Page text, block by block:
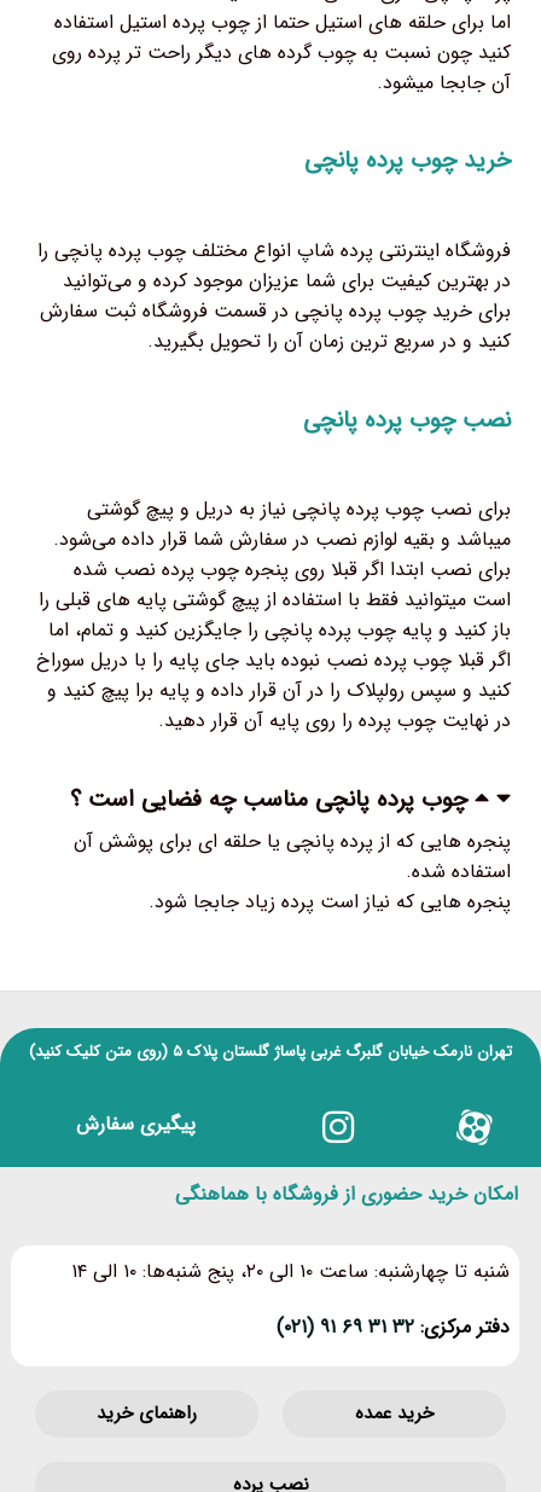
اما برای حلقه های استیل حتما از چوب پرده استیل استفاده
کنید چون نسبت به چوب گرده های دیگر راحت تر پرده روی
آن جابجا میشود.
خرید چوب پرده پانچی
فروشگاه اینترنتی پرده شاپ انواع مختلف چوب پرده پانچی را
در بهترین کیفیت برای شما عزیزان موجود کرده و می‌توانید
برای خرید چوب پرده پانچی در قسمت فروشگاه ثبت سفارش
کنید و در سریع ترین زمان آن را تحویل بگیرید.
نصب چوب پرده پانچی
برای نصب چوب پرده پانچی نیاز به دریل و پیچ گوشتی
میباشد و بقیه لوازم نصب در سفارش شما قرار داده می‌شود.
برای نصب ابتدا اگر قبلا روی پنجره چوب پرده نصب شده
است میتوانید فقط با استفاده از پیچ گوشتی پایه های قبلی را
باز کنید و پایه چوب پرده پانچی را جایگزین کنید و تمام، اما
اگر قبلا چوب پرده نصب نبوده باید جای پایه را با دریل سوراخ
کنید و سپس رولپلاک را در آن قرار داده و پایه برا پیچ کنید و
در نهایت چوب پرده را روی پایه آن قرار دهید.
چوب پرده پانچی مناسب چه فضایی است ؟
پنجره هایی که از پرده پانچی یا حلقه ای برای پوشش آن
استفاده شده.
پنجره هایی که نیاز است پرده زیاد جابجا شود.
تهران نارمک خیابان گلبرگ غربی پاساژ گلستان پلاک ۵ (روی متن کلیک کنید)
پیگیری سفارش
امکان خرید حضوری از فروشگاه با هماهنگی
شنبه تا چهارشنبه: ساعت ۱۰ الی ۲۰، پنج شنبه‌ها: ۱۰ الی ۱۴
دفتر مرکزی: ۳۲ ۳۱ ۶۹ ۹۱ (۰۲۱)
خرید عمده راهنمای خرید
نصب پرده